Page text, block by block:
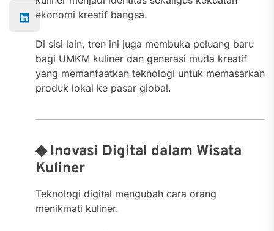
ekonomi kreatif bangsa.
Di sisi lain, tren ini juga membuka peluang baru
bagi UMKM kuliner dan generasi muda kreatif
yang memanfaatkan teknologi untuk memasarkan
produk lokal ke pasar global.
◆ Inovasi Digital dalam Wisata
Kuliner
Teknologi digital mengubah cara orang
menikmati kuliner.